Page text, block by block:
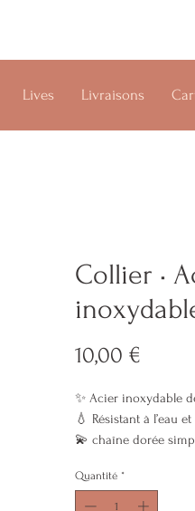
Lives Livraisons
Collier •
10,00 €
✨ Acier inoxydable
💧 Résistant à l’eau
💫 chaîne dorée
🤍 Style chic et estival
📏 Chaîne ajustable
Quantité *